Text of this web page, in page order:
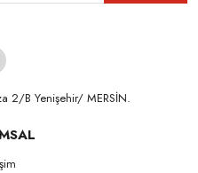
ㅤㅤㅤㅤㅤㅤㅤㅤㅤㅤㅤㅤㅤㅤㅤㅤㅤㅤ ㅤㅤㅤㅤㅤㅤㅤㅤㅤㅤ